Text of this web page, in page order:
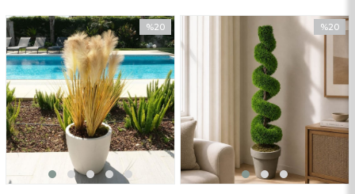
%20
İndirim
%20İndirim
%20
İndirim